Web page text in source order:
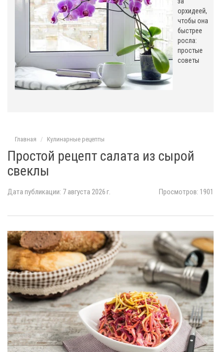
орхидеей,
чтобы она
быстрее
росла:
простые
советы
Главная Кулинарные рецепты
Простой рецепт салата из сырой
свеклы
Дата публикации: 7 августа 2026 г. Просмотров: 1901